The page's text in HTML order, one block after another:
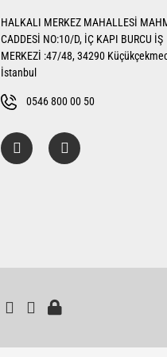
Ürün bilgilerinde hatalar
Ürün fiyatı diğer sitelerden
HALKALI MERKEZ MAHALLESİ
CADDESİ NO:10/D, İÇ KAPI BURCU İŞ
MERKEZİ :47/48, 34290
İstanbul
0546 800 00 50